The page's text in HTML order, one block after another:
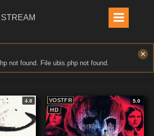
STREAM
×
not found. File ubis.php not found.
4.8
HD
VOSTFR 5.0